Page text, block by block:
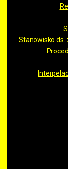
Stanowisko ds.